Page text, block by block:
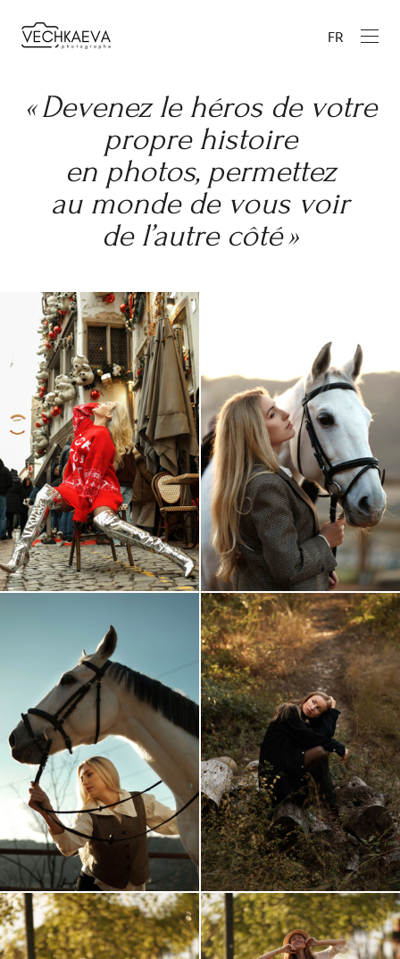
FR
« Devenez le héros de votre
propre histoire
en photos, permettez
au monde de vous voir
de l’autre côté »